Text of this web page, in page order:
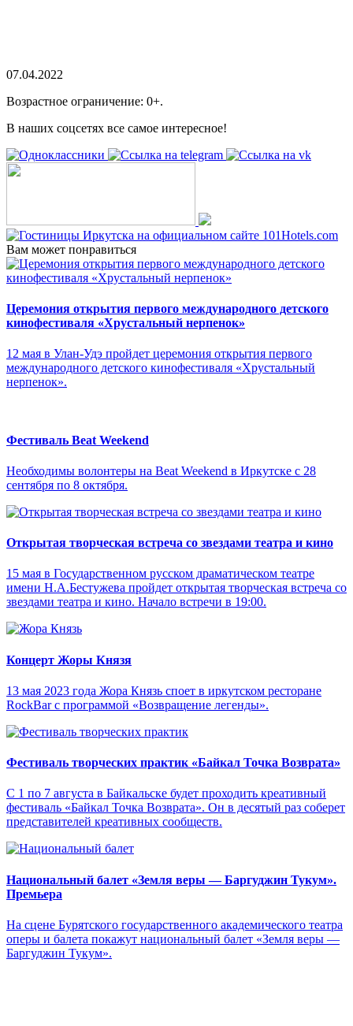
07.04.2022
Возрастное ограничение: 0+.
В наших соцсетях все самое интересное!
Вам может понравиться
Церемония открытия первого международного детского
кинофестиваля «Хрустальный нерпенок»
12 мая в Улан-Удэ пройдет церемония открытия первого
международного детского кинофестиваля «Хрустальный
нерпенок».
Фестиваль Beat Weekend
Необходимы волонтеры на Beat Weekend в Иркутске с 28
сентября по 8 октября.
Открытая творческая встреча со звездами театра и кино
15 мая в Государственном русском драматическом театре
имени Н.А.Бестужева пройдет открытая творческая встреча со
звездами театра и кино. Начало встречи в 19:00.
Концерт Жоры Князя
13 мая 2023 года Жора Князь споет в иркутском ресторане
RockBar с программой «Возвращение легенды».
Фестиваль творческих практик «Байкал Точка Возврата»
С 1 по 7 августа в Байкальске будет проходить креативный
фестиваль «Байкал Точка Возврата». Он в десятый раз соберет
представителей креативных сообществ.
Национальный балет «Земля веры — Баргуджин Тукум‎».
Премьера
На сцене Бурятского государственного академического театра
оперы и балета покажут национальный балет «Земля веры —
Баргуджин Тукум‎».